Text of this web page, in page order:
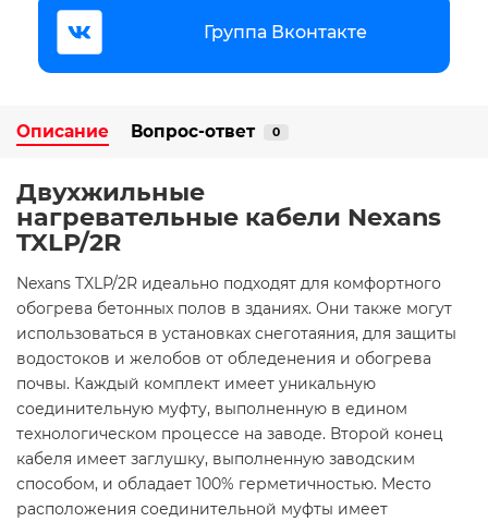
Группа Вконтакте
Описание Вопрос-ответ 0
Двухжильные
нагревательные кабели Nexans
TXLP/2R
Nexans TXLP/2R идеально подходят для комфортного
обогрева бетонных полов в зданиях. Они также могут
использоваться в установках снеготаяния, для защиты
водостоков и желобов от обледенения и обогрева
почвы. Каждый комплект имеет уникальную
соединительную муфту, выполненную в едином
технологическом процессе на заводе. Второй конец
кабеля имеет заглушку, выполненную заводским
способом, и обладает 100% герметичностью. Место
расположения соединительной муфты имеет